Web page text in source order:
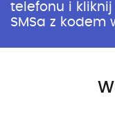
telefonu i kliknij
SMSa z kodem